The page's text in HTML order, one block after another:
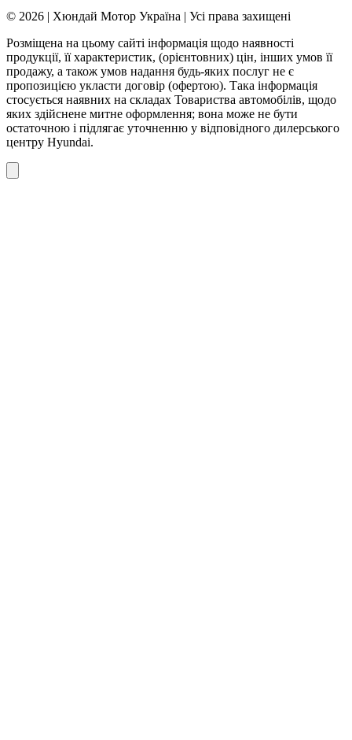
© 2026 | Хюндай Мотор Україна | Усі права захищені
Розміщена на цьому сайті інформація щодо наявності
продукції, її характеристик, (орієнтовних) цін, інших умов її
продажу, а також умов надання будь-яких послуг не є
пропозицією укласти договір (офертою). Така інформація
стосується наявних на складах Товариства автомобілів, щодо
яких здійснене митне оформлення; вона може не бути
остаточною і підлягає уточненню у відповідного дилерського
центру Hyundai.